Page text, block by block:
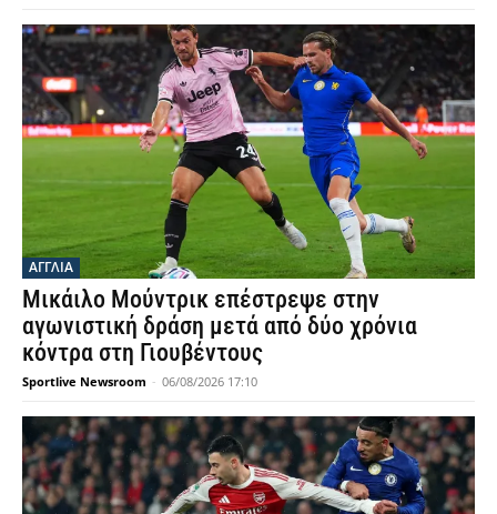
ΑΓΓΛΙΑ
Μικάιλο Μούντρικ επέστρεψε στην
αγωνιστική δράση μετά από δύο χρόνια
κόντρα στη Γιουβέντους
Sportlive Newsroom - 06/08/2026 17:10